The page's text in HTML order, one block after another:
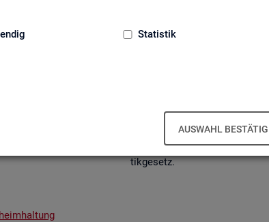
Statistik
AUSWAHL
Geheimhaltung
Sta­tis­ti­sche
des Da­ten­schut­zes für So­zi­al­da­ten und die
tik­ge­setz.